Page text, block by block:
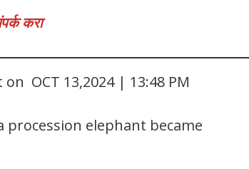
करा
OCT 13,2024 | 13:48 PM
procession elephant became